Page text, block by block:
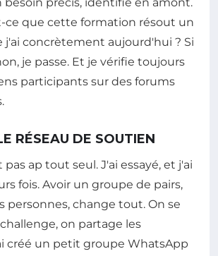
ce que cette formation résout un
j'ai concrètement aujourd'hui ? Si
je passe. Et je vérifie toujours
participants sur des forums
RÉSEAU DE SOUTIEN
ap tout seul. J'ai essayé, et j'ai
fois. Avoir un groupe de pairs,
personnes, change tout. On se
on partage les
créé un petit groupe WhatsApp